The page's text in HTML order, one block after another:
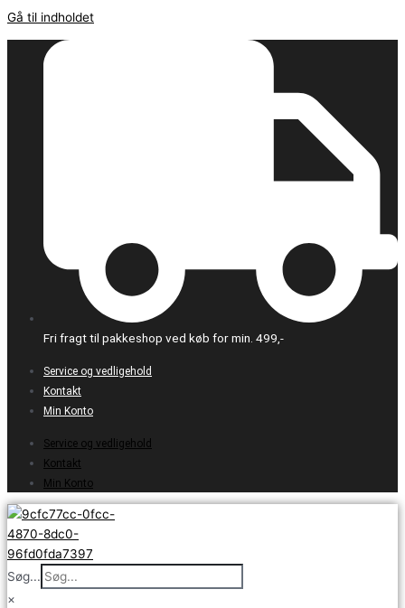
Gå til indholdet
Fri fragt til pakkeshop ved køb for min. 499,-
Service og vedligehold
Kontakt
Min Konto
Service og vedligehold
Kontakt
Min Konto
Søg...
×